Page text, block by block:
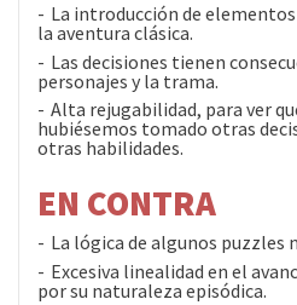
La introducción de
la aventura clásica.
Las decisiones tienen
personajes y la trama.
Alta rejugabilidad, para ver
hubiésemos tomado otras
otras habilidades.
EN CONTRA
La lógica de algunos puzzles
Excesiva linealidad en el
por su naturaleza episódica.